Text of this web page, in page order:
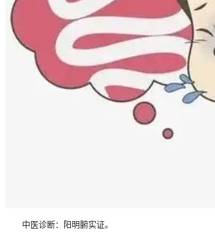
中医诊断：阳明腑实证。